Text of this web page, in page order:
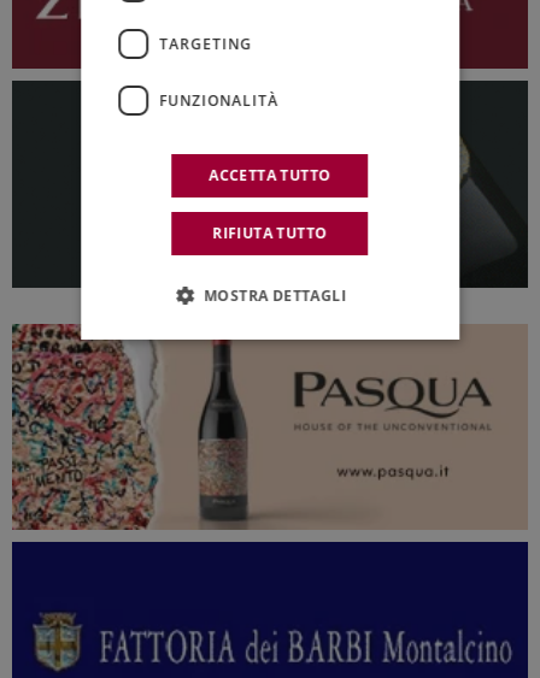
TARGETING
FUNZIONALITÀ
ACCETTA TUTTO
RIFIUTA TUTTO
MOSTRA DETTAGLI